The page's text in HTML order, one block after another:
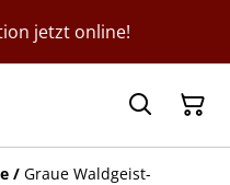
jetzt online!
/ Graue Waldgeist-